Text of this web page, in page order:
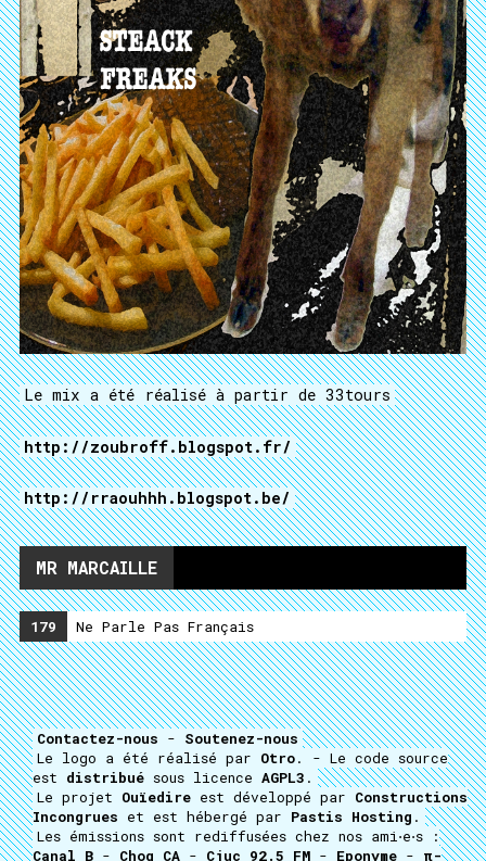
Le mix a été réalisé à partir de 33tours
http://zoubroff.blogspot.fr/
http://rraouhhh.blogspot.be/
MR MARCAILLE
179 Ne Parle Pas Français
Contactez-nous - Soutenez-nous
Le logo a été réalisé par Otro. - Le code source
est distribué sous licence AGPL3 .
Le projet Ouïedire est développé par Constructions
Incongrues et est hébergé par Pastis Hosting .
Les émissions sont rediffusées chez nos ami⋅e⋅s :
Canal B - Choq CA - Cjuc 92.5 FM - Eponyme - π-